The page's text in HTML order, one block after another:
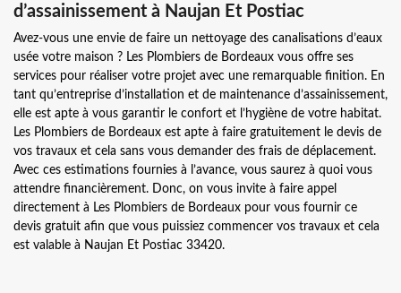
d’assainissement à Naujan Et Postiac
Avez-vous une envie de faire un nettoyage des canalisations d’eaux
usée votre maison ? Les Plombiers de Bordeaux vous offre ses
services pour réaliser votre projet avec une remarquable finition. En
tant qu’entreprise d’installation et de maintenance d’assainissement,
elle est apte à vous garantir le confort et l’hygiène de votre habitat.
Les Plombiers de Bordeaux est apte à faire gratuitement le devis de
vos travaux et cela sans vous demander des frais de déplacement.
Avec ces estimations fournies à l’avance, vous saurez à quoi vous
attendre financièrement. Donc, on vous invite à faire appel
directement à Les Plombiers de Bordeaux pour vous fournir ce
devis gratuit afin que vous puissiez commencer vos travaux et cela
est valable à Naujan Et Postiac 33420.